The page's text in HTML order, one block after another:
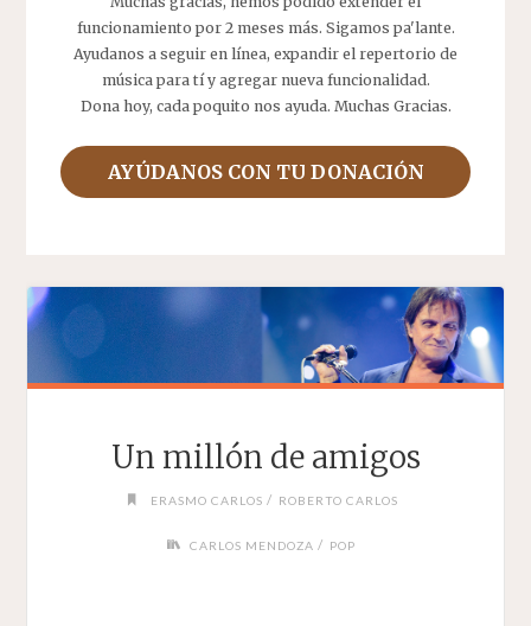
funcionamiento por 2 meses más. Sigamos pa'lante.
Ayudanos a seguir en línea, expandir el repertorio de
música para tí y agregar nueva funcionalidad.
Dona hoy, cada poquito nos ayuda. Muchas Gracias.
AYÚDANOS CON TU DONACIÓN
Un millón de amigos
ERASMO CARLOS / ROBERTO CARLOS
CARLOS MENDOZA / POP